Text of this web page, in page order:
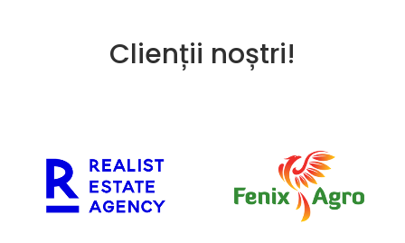
Clienții noștri!